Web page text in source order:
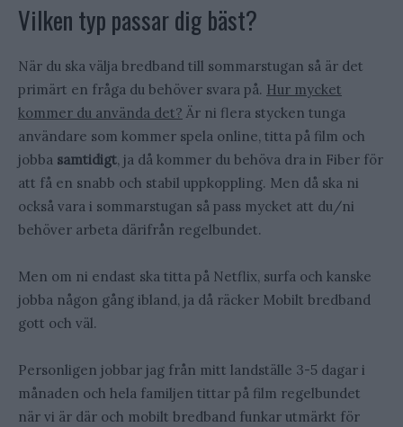
Vilken typ passar dig bäst?
När du ska välja bredband till sommarstugan så är det
primärt en fråga du behöver svara på. Hur mycket
kommer du använda det? Är ni flera stycken tunga
användare som kommer spela online, titta på film och
jobba samtidigt, ja då kommer du behöva dra in Fiber för
att få en snabb och stabil uppkoppling. Men då ska ni
också vara i sommarstugan så pass mycket att du/ni
behöver arbeta därifrån regelbundet.
Men om ni endast ska titta på Netflix, surfa och kanske
jobba någon gång ibland, ja då räcker Mobilt bredband
gott och väl.
Personligen jobbar jag från mitt landställe 3-5 dagar i
månaden och hela familjen tittar på film regelbundet
när vi är där och mobilt bredband funkar utmärkt för